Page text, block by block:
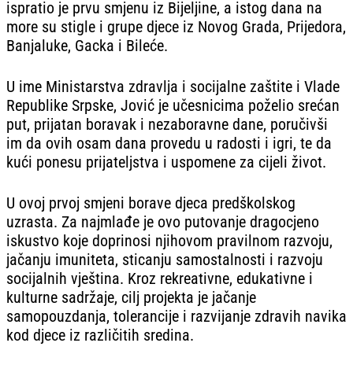
ispratio je prvu smjenu iz Bijeljine, a istog dana na
more su stigle i grupe djece iz Novog Grada, Prijedora,
Banjaluke, Gacka i Bileće.
U ime Ministarstva zdravlja i socijalne zaštite i Vlade
Republike Srpske, Jović je učesnicima poželio srećan
put, prijatan boravak i nezaboravne dane, poručivši
im da ovih osam dana provedu u radosti i igri, te da
kući ponesu prijateljstva i uspomene za cijeli život.
U ovoj prvoj smjeni borave djeca predškolskog
uzrasta. Za najmlađe je ovo putovanje dragocjeno
iskustvo koje doprinosi njihovom pravilnom razvoju,
jačanju imuniteta, sticanju samostalnosti i razvoju
socijalnih vještina. Kroz rekreativne, edukativne i
kulturne sadržaje, cilj projekta je jačanje
samopouzdanja, tolerancije i razvijanje zdravih navika
kod djece iz različitih sredina.